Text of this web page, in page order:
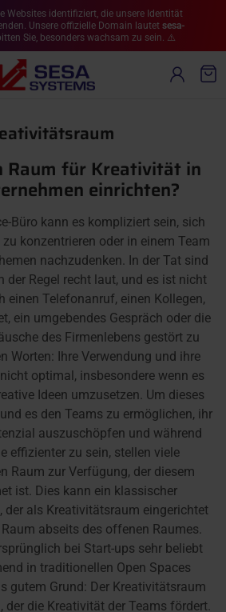
Websites identifiziert, die unsere Identität
Unsere offizielle Domain lautet sesa-
Sie, besonders wachsam zu sein. ⚠️
Konto
Raum für Kreativität in
einrichten?
Büro kann es kompliziert sein, sich
konzentrieren oder in einem Team
nachzudenken. In der Tat sind
der Regel recht laut, und es ist nicht
einen Telefonanruf, einen Kollegen,
ein umgebendes Gespräch oder die
des Firmenlebens gestört zu
Worten: Ihre Verwendung und ihre
optimal, insbesondere wenn es
Ideen umzusetzen. Um dieses
es den Teams zu ermöglichen, ihr
auszuschöpfen und während
effizienter zu sein, stellen viele
Raum zur Verfügung, der diesem
ist. Dies kann ein klassischer
der als Kreativitätsraum eingerichtet
abseits des offenen Raumes.
bei Start-ups sehr beliebt
in traditionellen Open Spaces
gutem Grund: Der Kreativitätsraum
der die Kreativität der Teams fördert.